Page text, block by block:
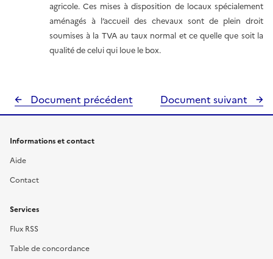
agricole. Ces mises à disposition de locaux spécialement
aménagés à l’accueil des chevaux sont de plein droit
soumises à la TVA au taux normal et ce quelle que soit la
qualité de celui qui loue le box.
Document précédent Document suivant
Informations et contact
Aide
Contact
Services
Flux RSS
Table de concordance